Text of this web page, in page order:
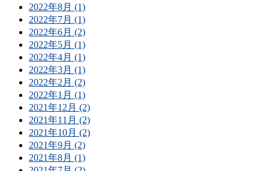
2022年8月 (1)
2022年7月 (1)
2022年6月 (2)
2022年5月 (1)
2022年4月 (1)
2022年3月 (1)
2022年2月 (2)
2022年1月 (1)
2021年12月 (2)
2021年11月 (2)
2021年10月 (2)
2021年9月 (2)
2021年8月 (1)